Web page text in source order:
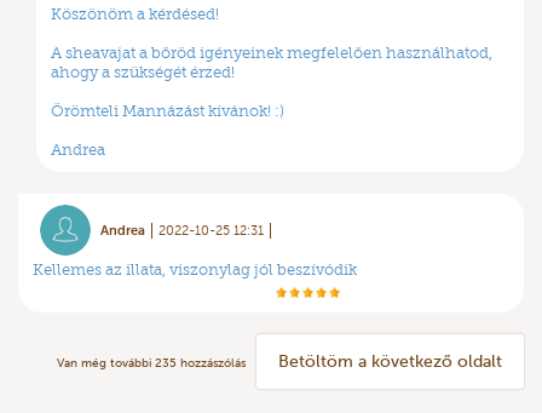
Köszönöm a kérdésed!
A sheavajat a bőröd igényeinek megfelelően használhatod,
ahogy a szükségét érzed!
Örömteli Mannázást kívánok! :)
Andrea
Andrea 2022-10-25 12:31
Kellemes az illata, viszonylag jól beszívódik
Van még további 235 hozzászólás Betöltöm a következő oldalt